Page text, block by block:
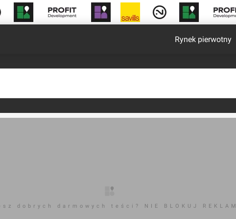
Rynek pierwotny
dobrych darmowych teści? NIE BLOKUJ REKLAM